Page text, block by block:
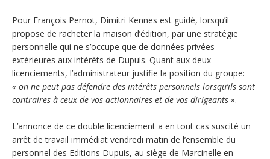
Pour François Pernot, Dimitri Kennes est guidé, lorsqu’il
propose de racheter la maison d’édition, par une stratégie
personnelle qui ne s’occupe que de données privées
extérieures aux intérêts de Dupuis. Quant aux deux
licenciements, l’administrateur justifie la position du groupe:
« on ne peut pas défendre des intérêts personnels lorsqu’ils sont
contraires à ceux de vos actionnaires et de vos dirigeants ».
L’annonce de ce double licenciement a en tout cas suscité un
arrêt de travail immédiat vendredi matin de l’ensemble du
personnel des Editions Dupuis, au siège de Marcinelle en